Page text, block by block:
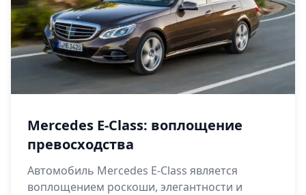
Mercedes E-Class: воплощение
превосходства
Автомобиль Mercedes E-Class является
воплощением роскоши, элегантности и